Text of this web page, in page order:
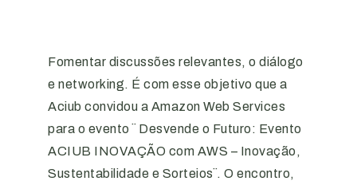
Fomentar discussões relevantes, o diálogo
e networking. É com esse objetivo que a
Aciub convidou a Amazon Web Services
para o evento ¨ Desvende o Futuro: Evento
ACIUB INOVAÇÃO com AWS – Inovação,
Sustentabilidade e Sorteios¨. O encontro,